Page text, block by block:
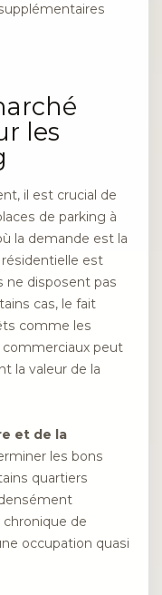
les
il est crucial de
de parking à
la demande est la
est
ne disposent pas
cas, le fait
comme les
commerciaux peut
la valeur de la
et de la
les bons
quartiers
de
occupation quasi